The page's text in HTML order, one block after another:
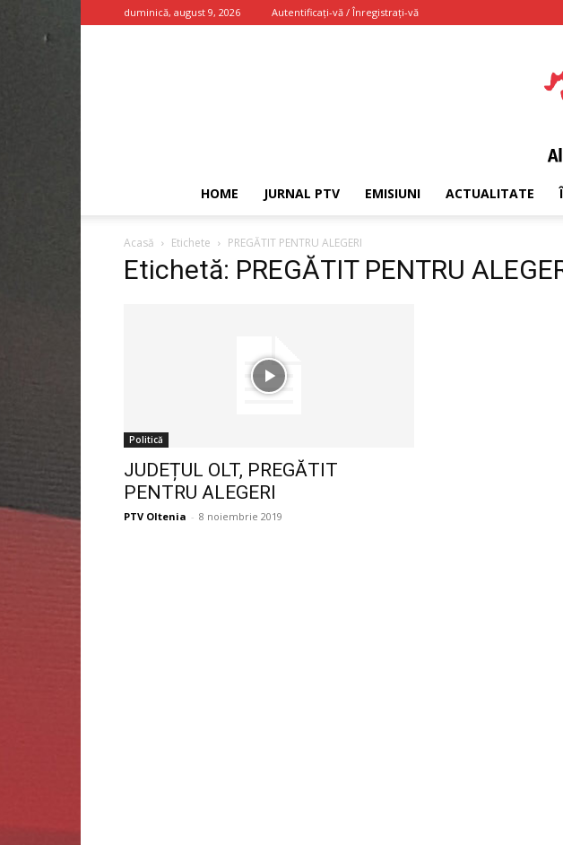
duminică, august 9, 2026 Autentificați-vă / Înregistrați-vă
HOME JURNAL PTV EMISIUNI ACTUALITATE
Acasă Etichete PREGĂTIT PENTRU ALEGERI
Etichetă: PREGĂTIT PENTRU
Politică
JUDEȚUL OLT, PREGĂTIT
PENTRU ALEGERI
PTV Oltenia - 8 noiembrie 2019